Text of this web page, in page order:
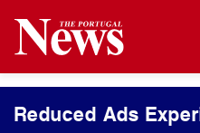
Reduced Ads